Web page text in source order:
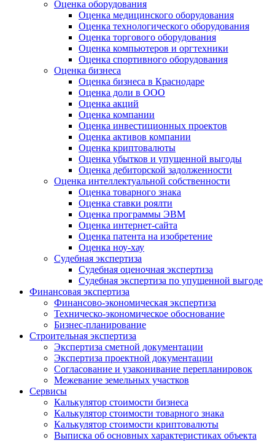
Оценка оборудования
Оценка медицинского оборудования
Оценка технологического оборудования
Оценка торгового оборудования
Оценка компьютеров и оргтехники
Оценка спортивного оборудования
Оценка бизнеса
Оценка бизнеса в Краснодаре
Оценка доли в ООО
Оценка акций
Оценка компании
Оценка инвестиционных проектов
Оценка активов компании
Оценка криптовалюты
Оценка убытков и упущенной выгоды
Оценка дебиторской задолженности
Оценка интеллектуальной собственности
Оценка товарного знака
Оценка ставки роялти
Оценка программы ЭВМ
Оценка интернет-сайта
Оценка патента на изобретение
Оценка ноу-хау
Судебная экспертиза
Судебная оценочная экспертиза
Судебная экспертиза по упущенной выгоде
Финансовая экспертиза
Финансово-экономическая экспертиза
Техническо-экономическое обоснование
Бизнес-планирование
Строительная экспертиза
Экспертиза сметной документации
Экспертиза проектной документации
Согласование и узаконивание перепланировок
Межевание земельных участков
Сервисы
Калькулятор стоимости бизнеса
Калькулятор стоимости товарного знака
Калькулятор стоимости криптовалюты
Выписка об основных характеристиках объекта